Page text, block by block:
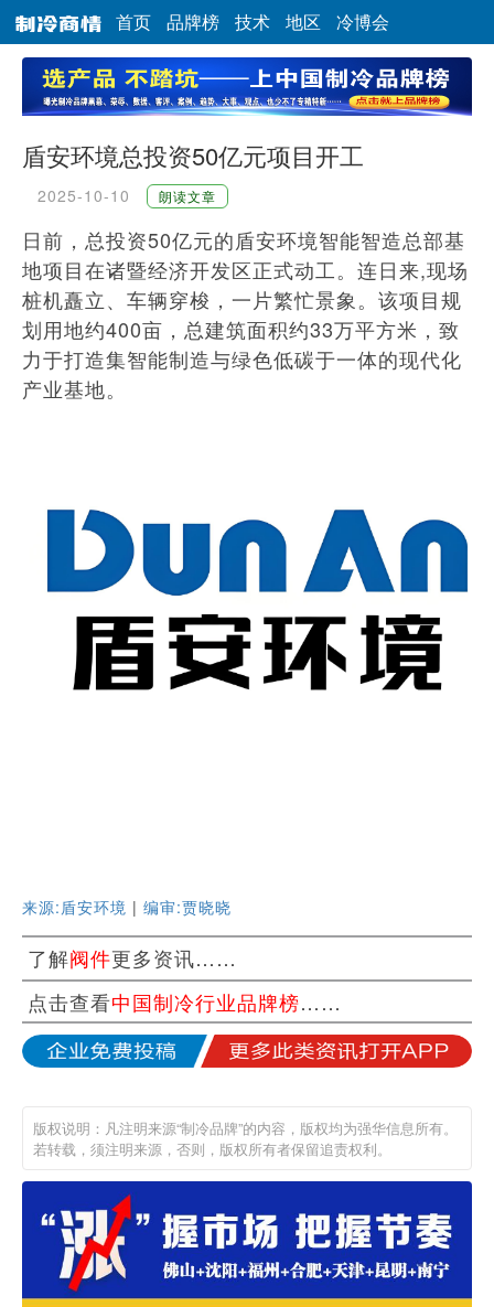
首页 品牌榜 技术 地区 冷博会
盾安环境总投资50亿元项目开工
2025-10-10 朗读文章
日前，总投资50亿元的盾安环境智能智造总部基
地项目在诸暨经济开发区正式动工。连日来,现场
桩机矗立、车辆穿梭，一片繁忙景象。该项目规
划用地约400亩，总建筑面积约33万平方米，致
力于打造集智能制造与绿色低碳于一体的现代化
产业基地。
来源:盾安环境 | 编审:贾晓晓
了解阀件更多资讯……
点击查看中国制冷行业品牌榜……
版权说明：凡注明来源“制冷品牌”的内容，版权均为强华信息所有。
若转载，须注明来源，否则，版权所有者保留追责权利。